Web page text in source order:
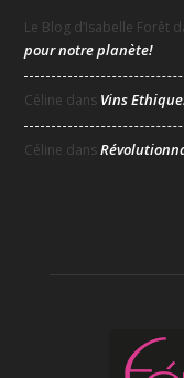
Le Blog d’Isabelle Forêt
pour notre planète!
Céline dans Vins
Céline dans